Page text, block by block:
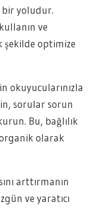
bir yoludur.
ve
şekilde optimize
okuyucularınızla
sorular sorun
Bu, bağlılık
organik olarak
arttırmanın
ve yaratıcı